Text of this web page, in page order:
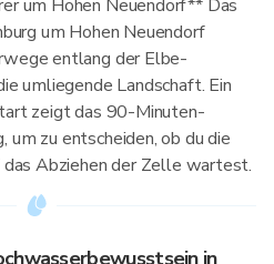
um Hohen Neuendorf** Das
um Hohen Neuendorf
entlang der Elbe-
umliegende Landschaft. Ein
zeigt das 90-Minuten-
zu entscheiden, ob du die
Abziehen der Zelle wartest.
in